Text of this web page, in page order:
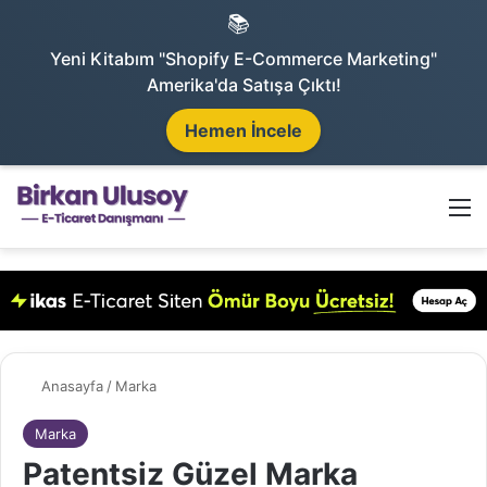
📚
Yeni Kitabım "Shopify E-Commerce Marketing"
Amerika'da Satışa Çıktı!
Hemen İncele
Anasayfa/ Marka
Marka
Patentsiz Güzel Marka